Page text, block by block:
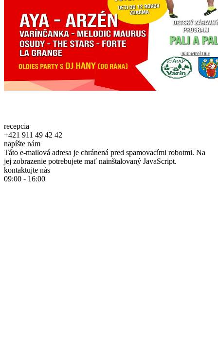
recepcia
+421 911 49 42 42
napíšte nám
Táto e-mailová adresa je chránená pred spamovacími robotmi. Na
jej zobrazenie potrebujete mať nainštalovaný JavaScript.
kontaktujte nás
09:00 - 16:00